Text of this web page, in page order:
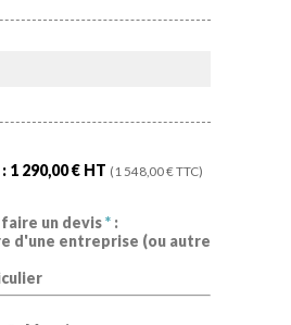
1 290,00€ HT ( 1 548,00€ TTC)
un devis* :
d'une entreprise (ou autre